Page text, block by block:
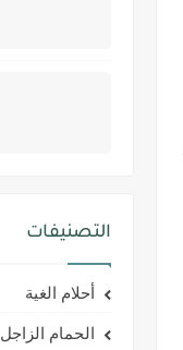
التصنيفات
أحلام الغية
الحمام الزاجل